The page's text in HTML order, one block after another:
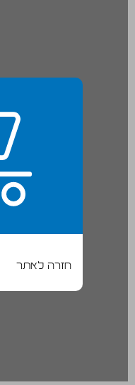
חזרה לאתר